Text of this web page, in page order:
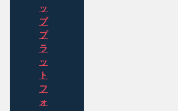
ッ
プ
プ
ラ
ッ
ト
フ
ォ